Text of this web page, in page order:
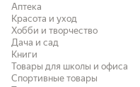
Аптека
Красота и уход
Хобби и творчество
Дача и сад
Книги
Товары для школы и офиса
Спортивные товары